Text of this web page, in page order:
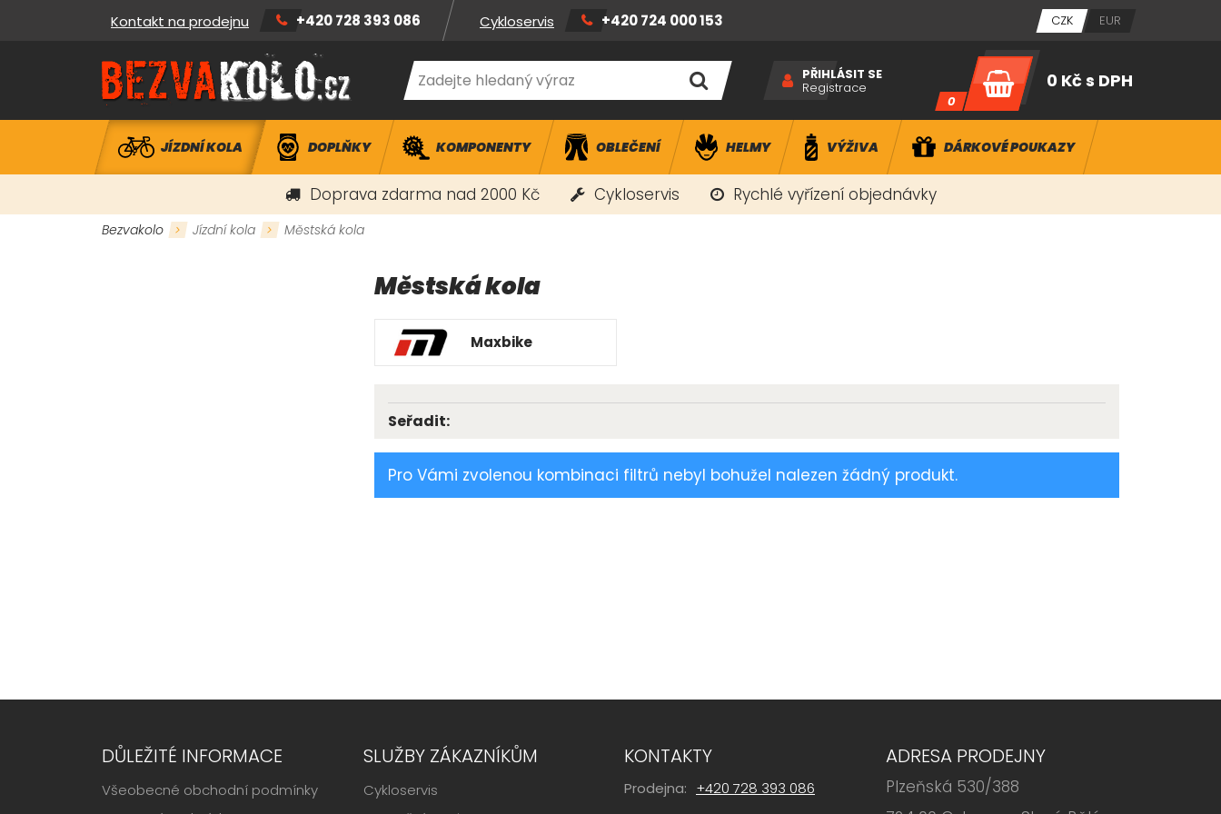
Kontakt na prodejnu +420 728 393 086 Cykloservis +420 724 000 153 CZK EUR
PŘIHLÁSIT SE
Registrace
0
0 Kčs DPH
JÍZDNÍ KOLA DOPLŇKY KOMPONENTY OBLEČENÍ HELMY VÝŽIVA DÁRKOVÉ POUKAZY
Doprava zdarma nad 2000 Kč Cykloservis Rychlé vyřízení objednávky
Bezvakolo Jízdní kola Městská kola
Městská kola
Maxbike
Seřadit:
Pro Vámi zvolenou kombinaci filtrů nebyl bohužel nalezen žádný produkt.
DŮLEŽITÉ INFORMACE
Všeobecné obchodní podmínky
SLUŽBY ZÁKAZNÍKŮM
Cykloservis
KONTAKTY
Prodejna: +420 728 393 086
ADRESA PRODEJNY
Plzeňská 530/388